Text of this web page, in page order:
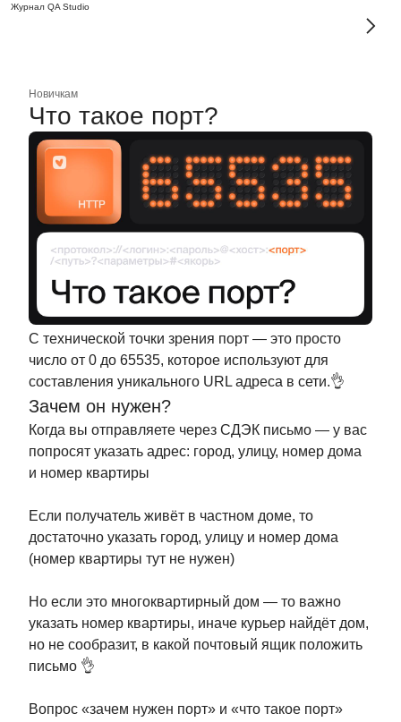
Журнал QA Studio
Новичкам
Что такое порт?
С технической точки зрения порт — это просто
число от 0 до 65535, которое используют для
составления уникального URL адреса в сети.👌
Зачем он нужен?
Когда вы отправляете через СДЭК письмо — у вас
попросят указать адрес: город, улицу, номер дома
и номер квартиры
Если получатель живёт в частном доме, то
достаточно указать город, улицу и номер дома
(номер квартиры тут не нужен)
Но если это многоквартирный дом — то важно
указать номер квартиры, иначе курьер найдёт дом,
но не сообразит, в какой почтовый ящик положить
письмо 👌
Вопрос «зачем нужен порт» и «что такое порт»